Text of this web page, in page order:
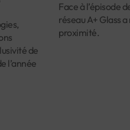
de
l’année
Face à l’épisode
réseau A+ Glass
proximité.